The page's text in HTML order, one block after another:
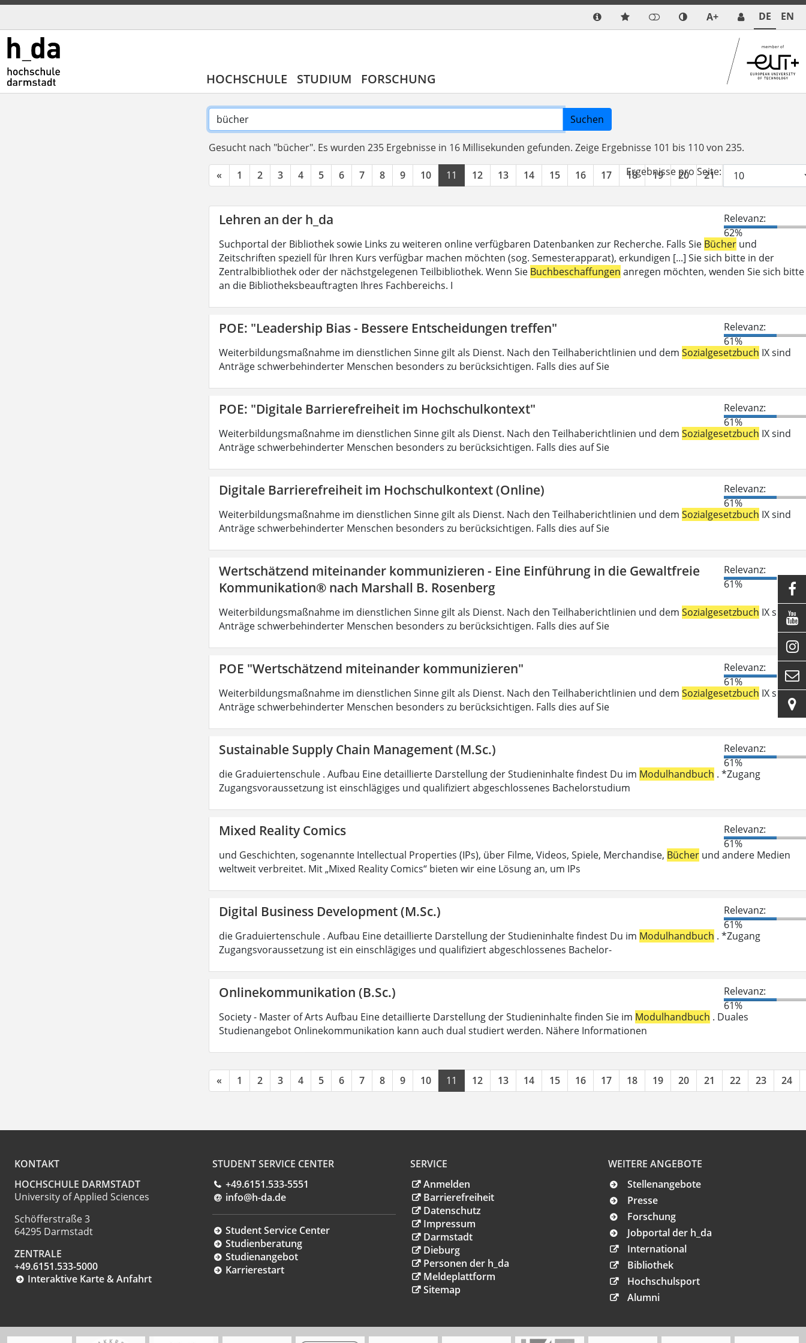
A+ DE EN
HOCHSCHULE STUDIUM FORSCHUNG
Suchen
Gesucht nach "bücher". Es wurden 235 Ergebnisse in 16 Millisekunden gefunden. Zeige Ergebnisse 101 bis 110 von 235.
« 1 2 3 4 5 6 7 8 9 10 11 12 13 14 15 16 17 18 19 20 21 22
Ergebnisse pro Seite:
Lehren an der h_da
Relevanz:
62%
Suchportal der Bibliothek sowie Links zu weiteren online verfügbaren Datenbanken zur Recherche. Falls Sie Bücher und
Zeitschriften speziell für Ihren Kurs verfügbar machen möchten (sog. Semesterapparat), erkundigen [...] Sie sich bitte in der
Zentralbibliothek oder der nächstgelegenen Teilbibliothek. Wenn Sie Buchbeschaffungen anregen möchten, wenden Sie sich bitte
an die Bibliotheksbeauftragten Ihres Fachbereichs. I
POE: "Leadership Bias - Bessere Entscheidungen treffen"
Relevanz:
61%
Weiterbildungsmaßnahme im dienstlichen Sinne gilt als Dienst. Nach den Teilhaberichtlinien und dem Sozialgesetzbuch IX sind
Anträge schwerbehinderter Menschen besonders zu berücksichtigen. Falls dies auf Sie
POE: "Digitale Barrierefreiheit im Hochschulkontext"
Relevanz:
61%
Weiterbildungsmaßnahme im dienstlichen Sinne gilt als Dienst. Nach den Teilhaberichtlinien und dem Sozialgesetzbuch IX sind
Anträge schwerbehinderter Menschen besonders zu berücksichtigen. Falls dies auf Sie
Digitale Barrierefreiheit im Hochschulkontext (Online)
Relevanz:
61%
Weiterbildungsmaßnahme im dienstlichen Sinne gilt als Dienst. Nach den Teilhaberichtlinien und dem Sozialgesetzbuch IX sind
Anträge schwerbehinderter Menschen besonders zu berücksichtigen. Falls dies auf Sie
Wertschätzend miteinander kommunizieren - Eine Einführung in die Gewaltfreie
Kommunikation® nach Marshall B. Rosenberg
Relevanz:
61%
Weiterbildungsmaßnahme im dienstlichen Sinne gilt als Dienst. Nach den Teilhaberichtlinien und dem Sozialgesetzbuch IX sind
Anträge schwerbehinderter Menschen besonders zu berücksichtigen. Falls dies auf Sie
POE "Wertschätzend miteinander kommunizieren"
Relevanz:
61%
Weiterbildungsmaßnahme im dienstlichen Sinne gilt als Dienst. Nach den Teilhaberichtlinien und dem Sozialgesetzbuch IX sind
Anträge schwerbehinderter Menschen besonders zu berücksichtigen. Falls dies auf Sie
Sustainable Supply Chain Management (M.Sc.)
Relevanz:
61%
die Graduiertenschule . Aufbau Eine detaillierte Darstellung der Studieninhalte findest Du im Modulhandbuch . *Zugang
Zugangsvoraussetzung ist einschlägiges und qualifiziert abgeschlossenes Bachelorstudium
Mixed Reality Comics
Relevanz:
61%
und Geschichten, sogenannte Intellectual Properties (IPs), über Filme, Videos, Spiele, Merchandise, Bücher und andere Medien
weltweit verbreitet. Mit „Mixed Reality Comics“ bieten wir eine Lösung an, um IPs
Digital Business Development (M.Sc.)
Relevanz:
61%
die Graduiertenschule . Aufbau Eine detaillierte Darstellung der Studieninhalte findest Du im Modulhandbuch . *Zugang
Zugangsvoraussetzung ist ein einschlägiges und qualifiziert abgeschlossenes Bachelor-
Onlinekommunikation (B.Sc.)
Relevanz:
61%
Society - Master of Arts Aufbau Eine detaillierte Darstellung der Studieninhalte finden Sie im Modulhandbuch . Duales
Studienangebot Onlinekommunikation kann auch dual studiert werden. Nähere Informationen
« 1 2 3 4 5 6 7 8 9 10 11 12 13 14 15 16 17 18 19 20 21 22 23 24
KONTAKT
HOCHSCHULE DARMSTADT
University of Applied Sciences
Schöfferstraße 3
64295 Darmstadt
ZENTRALE
+49.6151.533-5000
Interaktive Karte & Anfahrt
STUDENT SERVICE CENTER
+49.6151.533-5551
info@h-da.de
Student Service Center
Studienberatung
Studienangebot
Karrierestart
SERVICE
Anmelden
Barrierefreiheit
Datenschutz
Impressum
Darmstadt
Dieburg
Personen der h_da
Meldeplattform
Sitemap
WEITERE ANGEBOTE
Stellenangebote
Presse
Forschung
Jobportal der h_da
International
Bibliothek
Hochschulsport
Alumni




